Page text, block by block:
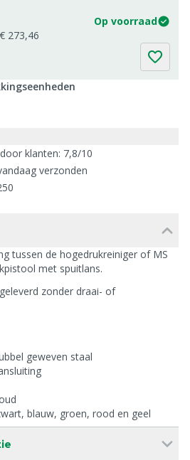
Op voorraad
273,46
klanten: 7,8/10
verzonden
tussen de hogedrukreiniger of MS
met spuitlans.
zonder draai- of
geweven staal
blauw, groen, rood en geel